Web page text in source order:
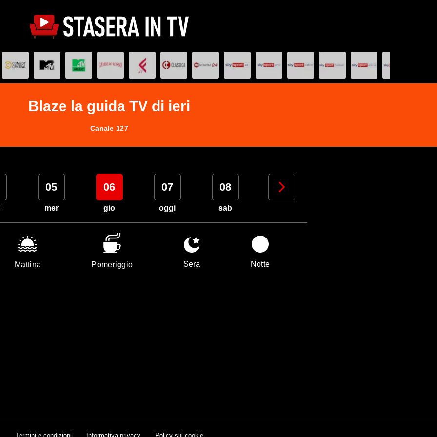
Blaze la guida TV di ieri
Canale 127
05
mer
06
gio
07
oggi
08
sab
09
Mattina Pomeriggio Sera Notte
Termini e condizioni Informativa privacy Policy sui cookie